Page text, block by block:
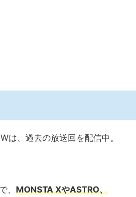
は、過去の放送回を配信中。
、 MONSTA XやASTRO、